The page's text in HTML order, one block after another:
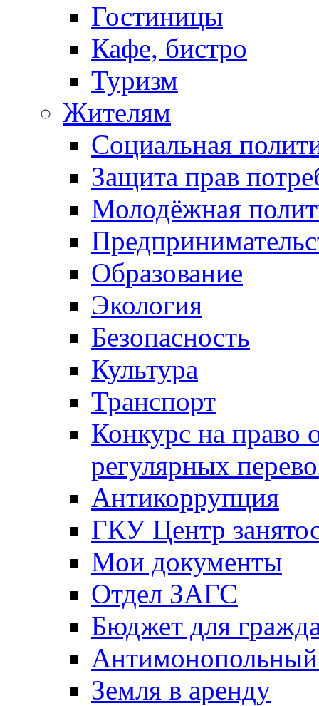
Гостиницы
Кафе, бистро
Туризм
Жителям
Социальная
Защита прав
Молодёжная
Образование
Экология
Безопасность
Культура
Транспорт
Конкурс на право
регулярных
Антикоррупция
ГКУ Центр
Мои документы
Отдел ЗАГС
Бюджет для
Антимонопольный
Земля в аренду